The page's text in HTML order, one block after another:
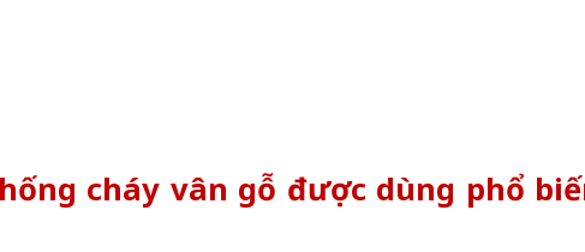
cháy vân gỗ được dùng phổ